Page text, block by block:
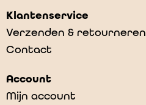
€9,99
Klantenservice
Verzenden & retourneren
Contact
Account
Mijn account